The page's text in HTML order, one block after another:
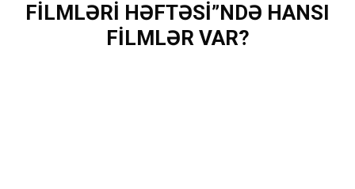
FILMLƏRI HƏFTƏSI”NDƏ HANSI
FILMLƏR VAR?